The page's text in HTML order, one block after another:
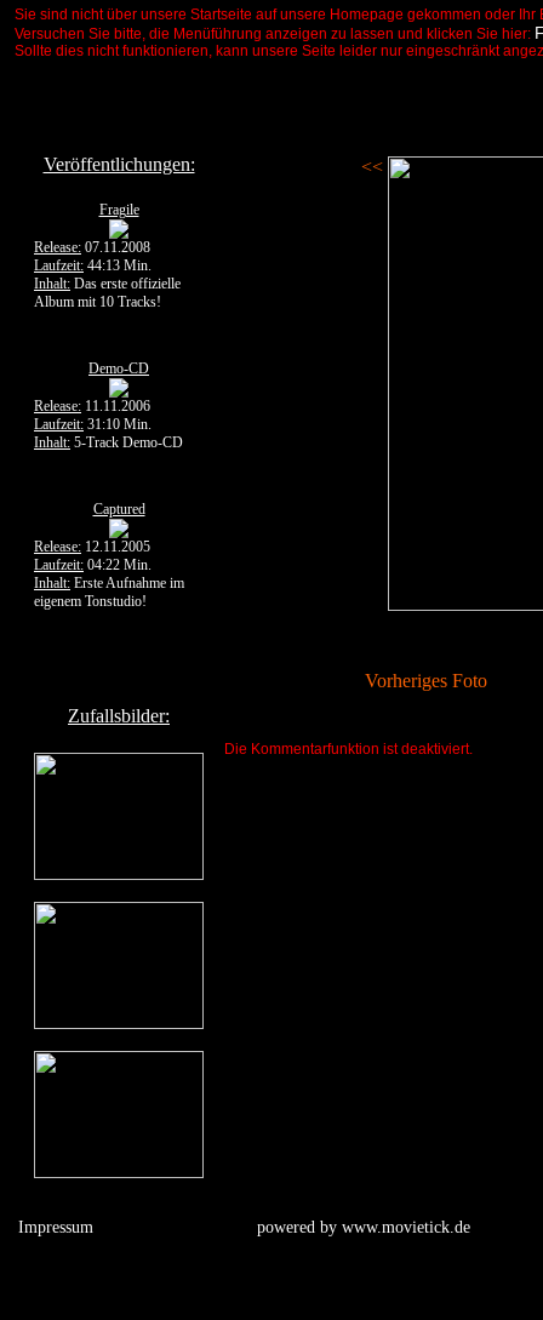
Sie sind nicht über unsere Startseite auf unsere Homepage gekommen oder
Versuchen Sie bitte, die Menüführung anzeigen zu lassen und klicken Sie hier:
Sollte dies nicht funktionieren, kann unsere Seite leider nur eingeschränkt
Veröffentlichungen:
Fragile
Release: 07.11.2008
Laufzeit: 44:13 Min.
Inhalt: Das erste offizielle
Album mit 10 Tracks!
Demo-CD
Release: 11.11.2006
Laufzeit: 31:10 Min.
Inhalt: 5-Track Demo-CD
Captured
Release: 12.11.2005
Laufzeit: 04:22 Min.
Inhalt: Erste Aufnahme im
eigenem Tonstudio!
Zufallsbilder:
<<
Vorheriges Foto
Die Kommentarfunktion ist deaktiviert.
Impressum powered by www.movietick.de